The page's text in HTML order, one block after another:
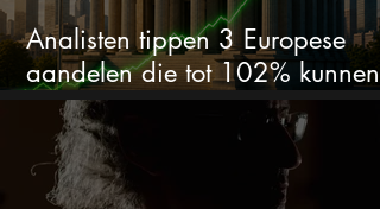
Analisten tippen 3 Europese
aandelen die tot 102% kunnen
stijgen